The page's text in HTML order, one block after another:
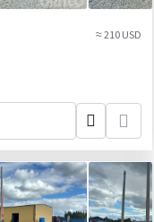
≈ 210 USD